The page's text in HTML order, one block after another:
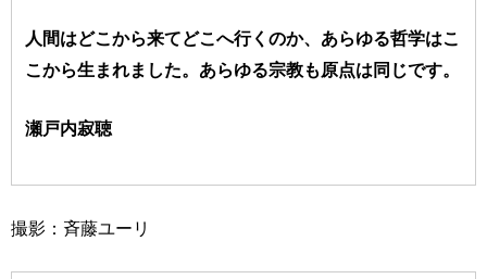
人間はどこから来てどこへ行くのか、あらゆる哲学はこ
こから生まれました。あらゆる宗教も原点は同じです。
瀬戸内寂聴
撮影：斉藤ユーリ